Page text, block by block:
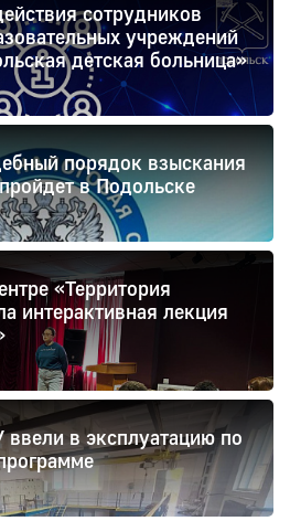
сотрудников
учреждений
детская больница»
порядок взыскания
в Подольске
«Территория
интерактивная лекция
в эксплуатацию по